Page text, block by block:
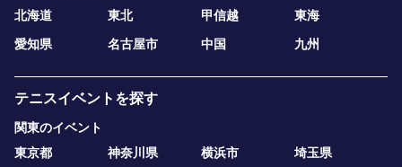
北海道
東北 甲信越
東海
愛知県
名古屋市 中国 九州
テニスイベントを探す
関東のイベント
東京都
神奈川県 横浜市
埼玉県